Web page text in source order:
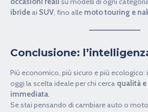
ibrideai SUV, fino alle moto touring e
Conclusione:
Più economico, più sicuro e più ecologico:
oggi la scelta ideale per chi cerca qualità
immediata.
Se stai pensando di cambiare auto o